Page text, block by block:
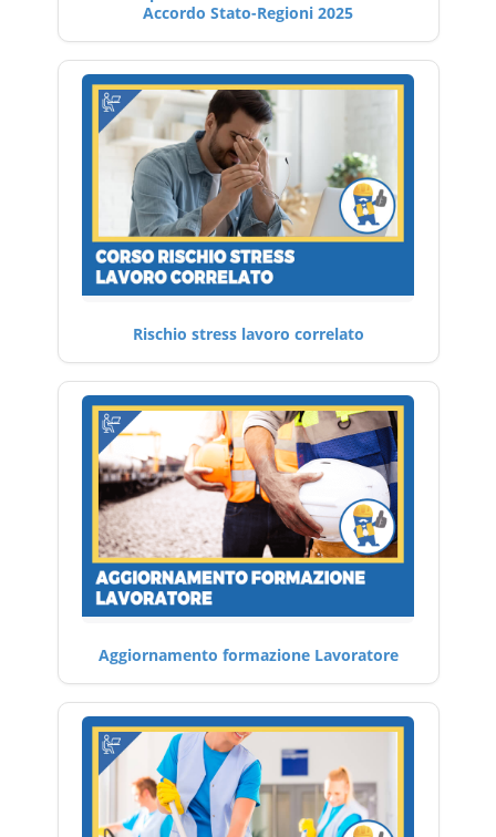
Accordo Stato-Regioni 2025
Rischio stress lavoro correlato
Aggiornamento formazione Lavoratore